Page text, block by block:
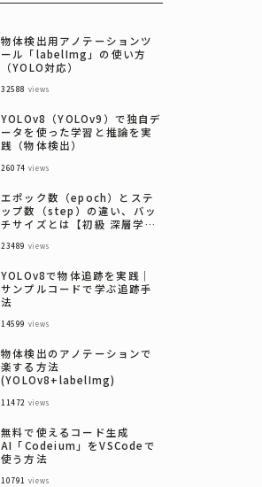
物体検出用アノテーションツ
ール「labelImg」の使い方
（YOLO対応）
32588 views
YOLOv8（YOLOv9）で独自デ
ータを使った学習と推論を実
践（物体検出）
26074 views
エポック数（epoch）とステ
ップ数（step）の違い、バッ
チサイズとは【初級 深層学習
23489 views
YOLOv8で物体追跡を実践｜
サンプルコードで学ぶ追跡手
法
14599 views
物体検出のアノテーションで
楽する方法
(YOLOv8+labelImg)
11472 views
無料で使えるコード生成
AI「Codeium」をVSCodeで
使う方法
10791 views